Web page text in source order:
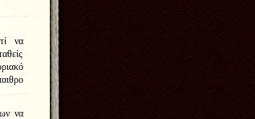
να
να